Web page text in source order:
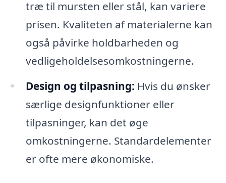
træ til mursten eller stål, kan variere
prisen. Kvaliteten af materialerne kan
også påvirke holdbarheden og
vedligeholdelsesomkostningerne.
Design og tilpasning: Hvis du ønsker
særlige designfunktioner eller
tilpasninger, kan det øge
omkostningerne. Standardelementer
er ofte mere økonomiske.